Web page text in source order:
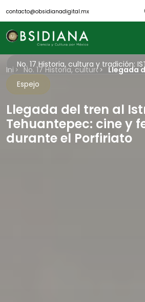
contacto@obsidianadigital.mx
search
Inicio
Nosotros
Revistas
Científicos
Blog
Biblioteca
Museo
InicioNo. 17 Historia, cultura y tradición:
Llegada
No. 17 Historia, cultura y tradición:
Espejo
Llegada del tren al
Tehuantepec: cine y
durante el Porfiriato